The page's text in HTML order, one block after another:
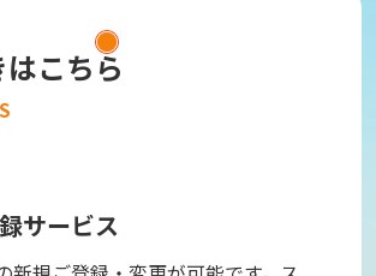
こちら
サービス